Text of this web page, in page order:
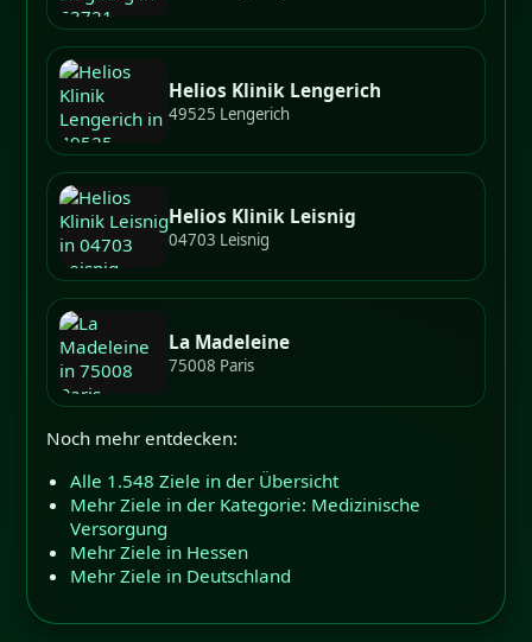
Helios Klinik Lengerich
49525 Lengerich
Helios Klinik Leisnig
04703 Leisnig
La Madeleine
75008 Paris
Noch mehr entdecken:
Alle 1.548 Ziele in der Übersicht
Mehr Ziele in der Kategorie: Medizinische
Versorgung
Mehr Ziele in Hessen
Mehr Ziele in Deutschland